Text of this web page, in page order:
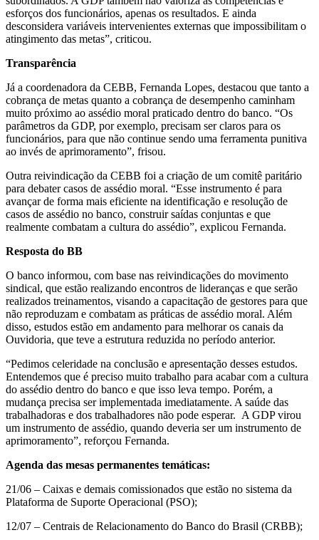
esforços dos funcionários, apenas os resultados. E ainda
desconsidera variáveis intervenientes externas que impossibilitam o
atingimento das metas”, criticou.
Transparência
Já a coordenadora da CEBB, Fernanda Lopes, destacou que tanto a
cobrança de metas quanto a cobrança de desempenho caminham
muito próximo ao assédio moral praticado dentro do banco. “Os
parâmetros da GDP, por exemplo, precisam ser claros para os
funcionários, para que não continue sendo uma ferramenta punitiva
ao invés de aprimoramento”, frisou.
Outra reivindicação da CEBB foi a criação de um comitê paritário
para debater casos de assédio moral. “Esse instrumento é para
avançar de forma mais eficiente na identificação e resolução de
casos de assédio no banco, construir saídas conjuntas e que
realmente combatam a cultura do assédio”, explicou Fernanda.
Resposta do BB
O banco informou, com base nas reivindicações do movimento
sindical, que estão realizando encontros de lideranças e que serão
realizados treinamentos, visando a capacitação de gestores para que
não reproduzam e combatam as práticas de assédio moral. Além
disso, estudos estão em andamento para melhorar os canais da
Ouvidoria, que teve a estrutura reduzida no período anterior.
“Pedimos celeridade na conclusão e apresentação desses estudos.
Entendemos que é preciso muito trabalho para acabar com a cultura
do assédio dentro do banco e que isso leva tempo. Porém, a
mudança precisa ser implementada imediatamente. A saúde das
trabalhadoras e dos trabalhadores não pode esperar. A GDP virou
um instrumento de assédio, quando deveria ser um instrumento de
aprimoramento”, reforçou Fernanda.
Agenda das mesas permanentes temáticas:
21/06 – Caixas e demais comissionados que estão no sistema da
Plataforma de Suporte Operacional (PSO);
12/07 – Centrais de Relacionamento do Banco do Brasil (CRBB);